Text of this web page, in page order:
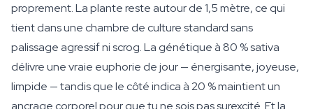
proprement. La plante reste autour de 1,5 mètre, ce qui
tient dans une chambre de culture standard sans
palissage agressif ni scrog. La génétique à 80 % sativa
délivre une vraie euphorie de jour — énergisante, joyeuse,
limpide — tandis que le côté indica à 20 % maintient un
ancrage corporel pour que tu ne sois pas surexcité. Et la